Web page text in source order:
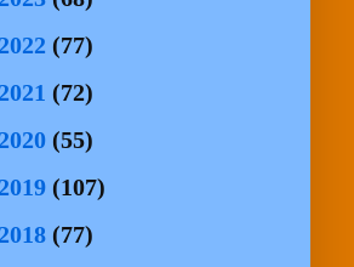
2022 (77)
2021 (72)
2020 (55)
2019 (107)
2018 (77)